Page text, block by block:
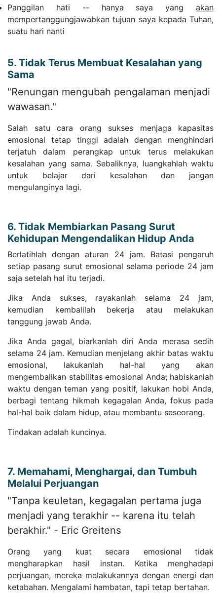
Panggilan hati -- hanya saya yang akan
mempertanggungjawabkan tujuan saya kepada Tuhan,
suatu hari nanti
5. Tidak Terus Membuat Kesalahan yang
Sama
"Renungan mengubah pengalaman menjadi
wawasan."
Salah satu cara orang sukses menjaga kapasitas
emosional tetap tinggi adalah dengan menghindari
terjatuh dalam perangkap untuk terus melakukan
kesalahan yang sama. Sebaliknya, luangkahlah waktu
untuk belajar dari kesalahan dan jangan
mengulanginya lagi.
6. Tidak Membiarkan Pasang Surut
Kehidupan Mengendalikan Hidup Anda
Berlatihlah dengan aturan 24 jam. Batasi pengaruh
setiap pasang surut emosional selama periode 24 jam
saja setelah hal itu terjadi.
Jika Anda sukses, rayakanlah selama 24 jam,
kemudian kembalilah bekerja atau melakukan
tanggung jawab Anda.
Jika Anda gagal, biarkanlah diri Anda merasa sedih
selama 24 jam. Kemudian menjelang akhir batas waktu
emosional, lakukanlah hal-hal yang akan
mengembalikan stabilitas emosional Anda; habiskanlah
waktu dengan teman yang positif, lakukan hobi Anda,
berbagi tentang hikmah kegagalan Anda, fokus pada
hal-hal baik dalam hidup, atau membantu seseorang.
Tindakan adalah kuncinya.
7. Memahami, Menghargai, dan Tumbuh
Melalui Perjuangan
"Tanpa keuletan, kegagalan pertama juga
menjadi yang terakhir -- karena itu telah
berakhir." - Eric Greitens
Orang yang kuat secara emosional tidak
mengharapkan hasil instan. Ketika menghadapi
perjuangan, mereka melakukannya dengan energi dan
ketabahan. Mengalami hambatan, tapi tetap bertahan.